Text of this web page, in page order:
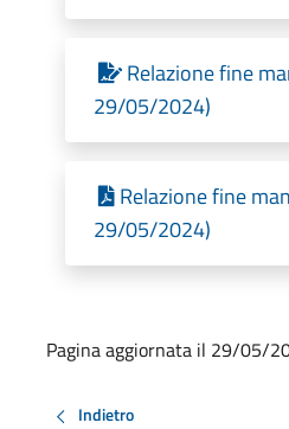
Relazione fine
29/05/2024)
Relazione fine
29/05/2024)
Pagina aggiornata il 29/05/
Indietro